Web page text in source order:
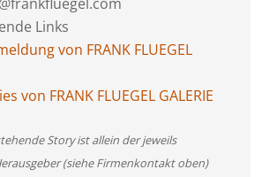
Links
von FRANK FLUEGEL
von FRANK FLUEGEL GALERIE
Story ist allein der jeweils
(siehe Firmenkontakt oben)